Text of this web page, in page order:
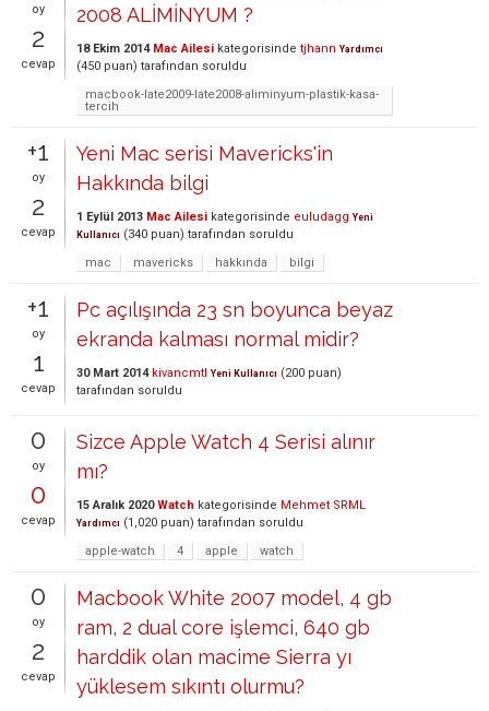
oy
2
cevap
2008 ALİMİNYUM ?
18 Ekim 2014 Mac Ailesi kategorisinde tjhann Yardımcı
(450 puan) tarafından soruldu
macbook-late2009-late2008-aliminyum-plastik-kasa-
tercih
+1
oy
2
cevap
Yeni Mac serisi Mavericks'in
Hakkında bilgi
1 Eylül 2013 Mac Ailesi kategorisinde euludagg Yeni
Kullanıcı (340 puan) tarafından soruldu
mac
mavericks hakkında bilgi
+1
oy
1
cevap
Pc açılışında 23 sn boyunca beyaz
ekranda kalması normal midir?
30 Mart 2014 kivancmtl Yeni Kullanıcı (200 puan)
tarafından soruldu
0
oy
0
cevap
Sizce Apple Watch 4 Serisi alınır
mı?
15 Aralık 2020 Watch kategorisinde Mehmet SRML
Yardımcı (1,020 puan) tarafından soruldu
apple-watch
4 apple watch
0
oy
2
cevap
Macbook White 2007 model, 4 gb
ram, 2 dual core işlemci, 640 gb
harddik olan macime Sierra yı
yüklesem sıkıntı olurmu?